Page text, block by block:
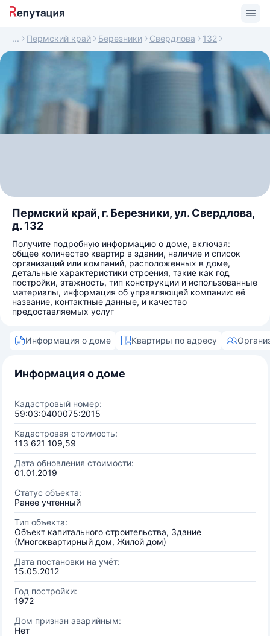
Пермский край Березники Свердлова 132
Пермский край, г. Березники, ул. Свердлова,
д. 132
Получите подробную информацию о доме, включая:
общее количество квартир в здании, наличие и список
организаций или компаний, расположенных в доме,
детальные характеристики строения, такие как год
постройки, этажность, тип конструкции и использованные
материалы, информация об управляющей компании: её
название, контактные данные, и качество
предоставляемых услуг
Информация о доме Квартиры по адресу
Информация о доме
Кадастровый номер:
59:03:0400075:2015
Кадастровая стоимость:
113 621 109,59
Дата обновления стоимости:
01.01.2019
Статус объекта:
Ранее учтенный
Тип объекта:
Объект капитального строительства, Здание
(Многоквартирный дом, Жилой дом)
Дата постановки на учёт:
15.05.2012
Год постройки:
1972
Дом признан аварийным:
Нет